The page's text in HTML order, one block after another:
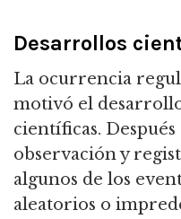
Desarrollos
La ocurrencia
motivó el
científicas.
observación y
algunos de los
aleatorios o